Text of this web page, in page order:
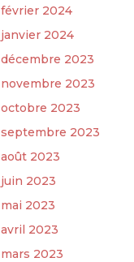
février 2024
janvier 2024
décembre 2023
novembre 2023
octobre 2023
septembre 2023
août 2023
juin 2023
mai 2023
avril 2023
mars 2023